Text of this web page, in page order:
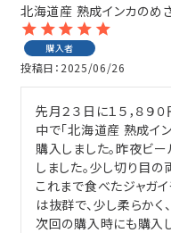
北海道産 熟成インカのめ
購入者
投稿日 2025/06/26
先月２３日に１５，８９
中で「北海道産 熟成イ
購入しました。昨夜ビ
しました。少し切り目
これまで食べたジャガ
は抜群で、少し柔らか
次回の購入時にも購入